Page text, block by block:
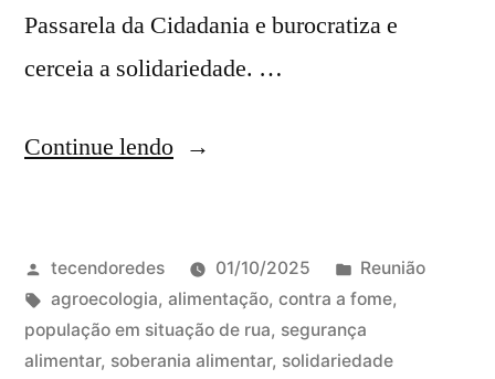
Passarela da Cidadania e burocratiza e
cerceia a solidariedade. …
Continue lendo“Reunião
Parlamentar
da
Agroecologia
Publicado
por
tecendoredes 01/10/2025
Publicado
em
Reunião
Tags:
agroecologia, alimentação, contra a fome,
população em situação de rua, segurança
alimentar, soberania alimentar, solidariedade